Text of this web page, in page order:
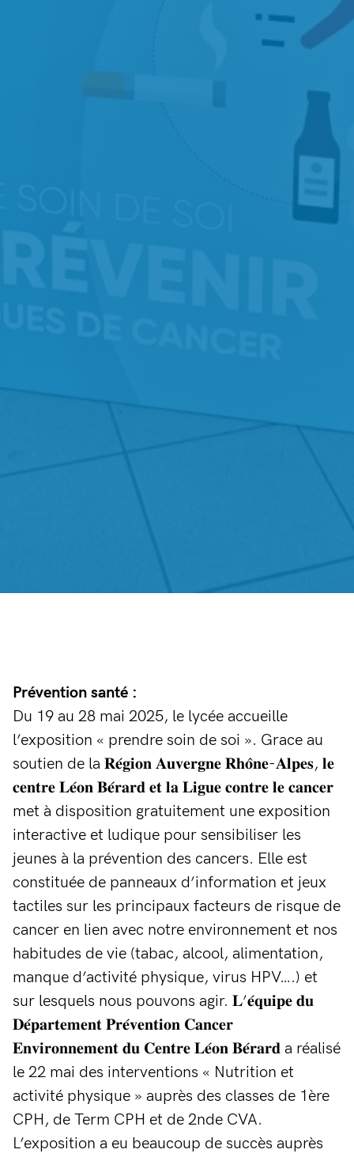
Prévention santé :
Du 19 au 28 mai 2025, le lycée accueille
l’exposition « prendre soin de soi ». Grace au
soutien de la 𝐑𝐞́𝐠𝐢𝐨𝐧 𝐀𝐮𝐯𝐞𝐫𝐠𝐧𝐞 𝐑𝐡𝐨̂𝐧𝐞-𝐀𝐥𝐩𝐞𝐬, 𝐥𝐞
𝐜𝐞𝐧𝐭𝐫𝐞 𝐋𝐞́𝐨𝐧 𝐁𝐞́𝐫𝐚𝐫𝐝 𝐞𝐭 𝐥𝐚 𝐋𝐢𝐠𝐮𝐞 𝐜𝐨𝐧𝐭𝐫𝐞 𝐥𝐞 𝐜𝐚𝐧𝐜𝐞𝐫
met à disposition gratuitement une exposition
interactive et ludique pour sensibiliser les
jeunes à la prévention des cancers. Elle est
constituée de panneaux d’information et jeux
tactiles sur les principaux facteurs de risque de
cancer en lien avec notre environnement et nos
habitudes de vie (tabac, alcool, alimentation,
manque d’activité physique, virus HPV….) et
sur lesquels nous pouvons agir. 𝐋’𝐞́𝐪𝐮𝐢𝐩𝐞 𝐝𝐮
𝐃𝐞́𝐩𝐚𝐫𝐭𝐞𝐦𝐞𝐧𝐭 𝐏𝐫𝐞́𝐯𝐞𝐧𝐭𝐢𝐨𝐧 𝐂𝐚𝐧𝐜𝐞𝐫
𝐄𝐧𝐯𝐢𝐫𝐨𝐧𝐧𝐞𝐦𝐞𝐧𝐭 𝐝𝐮 𝐂𝐞𝐧𝐭𝐫𝐞 𝐋𝐞́𝐨𝐧 𝐁𝐞́𝐫𝐚𝐫𝐝 a réalisé
le 22 mai des interventions « Nutrition et
activité physique » auprès des classes de 1ère
CPH, de Term CPH et de 2nde CVA.
L’exposition a eu beaucoup de succès auprès